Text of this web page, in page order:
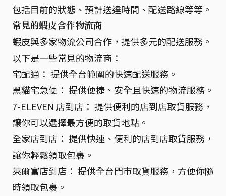
包括目前的狀態、預計送達時間、配送路線等等。
常見的蝦皮合作物流商
蝦皮與多家物流公司合作，提供多元的配送服務。
以下是一些常見的物流商：
宅配通： 提供全台範圍的快速配送服務。
黑貓宅急便： 提供便捷、安全且快速的物流服務。
7-ELEVEN 店到店： 提供便利的店到店取貨服務，
讓你可以選擇最方便的取貨地點。
全家店到店： 提供快速、便利的店到店取貨服務，
讓你輕鬆領取包裹。
萊爾富店到店： 提供全台門市取貨服務，方便你隨
時領取包裹。